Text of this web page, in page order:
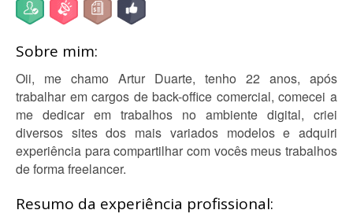
Sobre mim:
Oii, me chamo Artur Duarte, tenho 22 anos, após
trabalhar em cargos de back-office comercial, comecei a
me dedicar em trabalhos no ambiente digital, criei
diversos sites dos mais variados modelos e adquiri
experiência para compartilhar com vocês meus trabalhos
de forma freelancer.
Resumo da experiência profissional: